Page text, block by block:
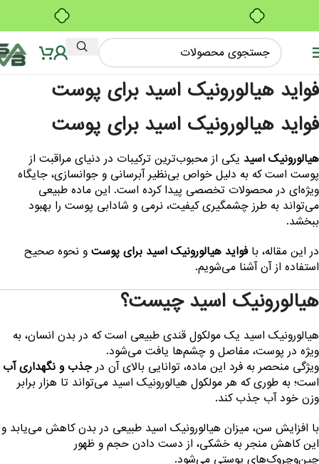
فواید هیالورونیک اسید برای پوست
فواید هیالورونیک اسید برای پوست
هیالورونیک اسید یکی از محبوب‌ترین ترکیبات در دنیای مراقبت از
پوست است که به دلیل خواص بی‌نظیر آبرسانی و جوانسازی، جایگاه
ویژه‌ای در محصولات تخصصی پیدا کرده است. این ماده طبیعی
می‌تواند به طرز چشمگیری کیفیت، نرمی و شادابی پوست را بهبود
ببخشد.
در این مقاله، با فواید هیالورونیک اسید برای پوستو نحوه صحیح
استفاده از آن آشنا می‌شویم.
هیالورونیک اسید چیست؟
هیالورونیک اسید یک مولکول قندی طبیعی است که در بدن انسان، به
ویژه در پوست، مفاصل و چشم‌ها یافت می‌شود.
ویژگی منحصر به فرد این ماده، توانایی بالای آن درجذب و نگهداری آب
است؛ به طوری که هر مولکول هیالورونیک اسید می‌تواند تا هزار برابر
وزن خود آب جذب کند.
با افزایش سن، میزان هیالورونیک اسید طبیعی در بدن کاهش می‌یابد و
این کاهش منجر به خشکی، از دست دادن حجم و ظهور
چین‌وچروک‌های پوستی می‌شود.